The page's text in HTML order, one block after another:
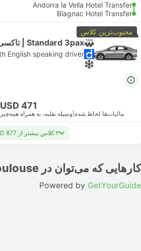
Andorra la Vella Hotel Transfer
Blagnac Hotel Transfer
محبوب‌ترین کلاس
Standard 3pax | تاکسی
USD 471
مالیات‌ها لحاظ شده وسیله نقلیه، به همراه همه‌چیز
۳ کلاس بیشتر از USD 877
کارهایی که می‌توان در Toulouse انجام داد
Powered by GetYourGuide